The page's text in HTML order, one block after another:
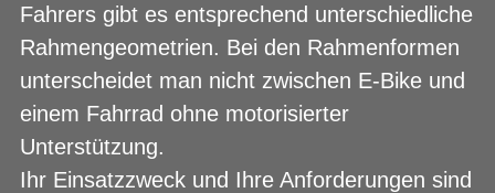
Fahrers gibt es entsprechend unterschiedliche
Rahmengeometrien. Bei den Rahmenformen
unterscheidet man nicht zwischen E-Bike und
einem Fahrrad ohne motorisierter
Unterstützung.
Ihr Einsatzzweck und Ihre Anforderungen sind